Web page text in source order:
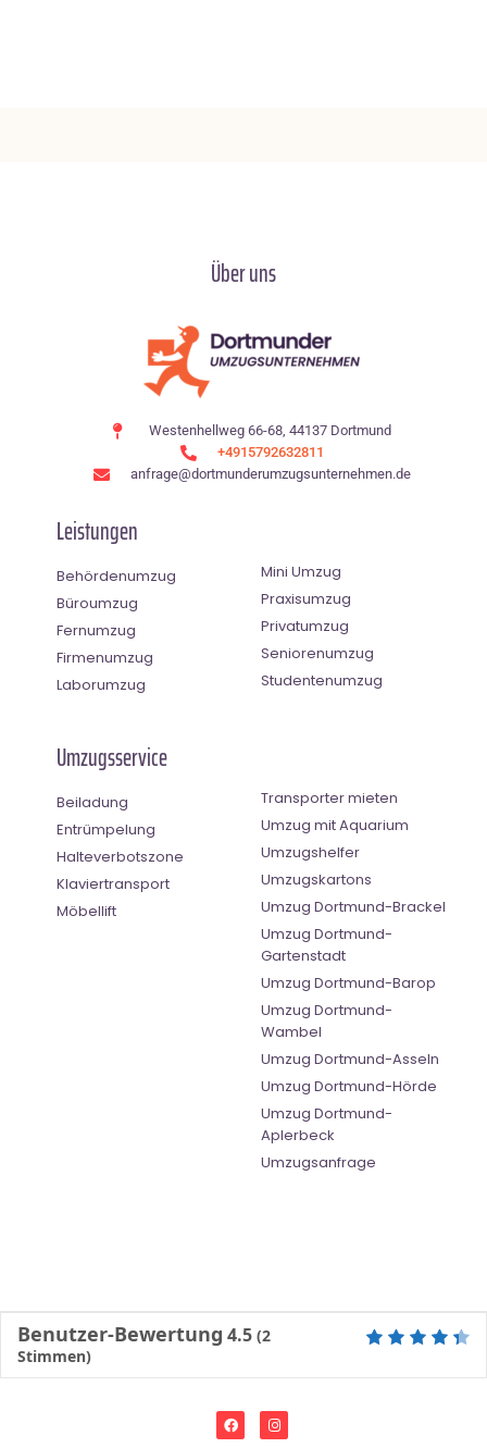
Über uns
Westenhellweg 66-68, 44137 Dortmund
+4915792632811
anfrage@dortmunderumzugsunternehmen.de
Leistungen
Behördenumzug
Büroumzug
Fernumzug
Firmenumzug
Laborumzug
Mini Umzug
Praxisumzug
Privatumzug
Seniorenumzug
Studentenumzug
Umzugsservice
Beiladung
Entrümpelung
Halteverbotszone
Klaviertransport
Möbellift
Transporter mieten
Umzug mit Aquarium
Umzugshelfer
Umzugskartons
Umzug Dortmund-Brackel
Umzug Dortmund-
Gartenstadt
Umzug Dortmund-Barop
Umzug Dortmund-
Wambel
Umzug Dortmund-Asseln
Umzug Dortmund-Hörde
Umzug Dortmund-
Aplerbeck
Umzugsanfrage
Benutzer-Bewertung 4.5 (2
Stimmen)